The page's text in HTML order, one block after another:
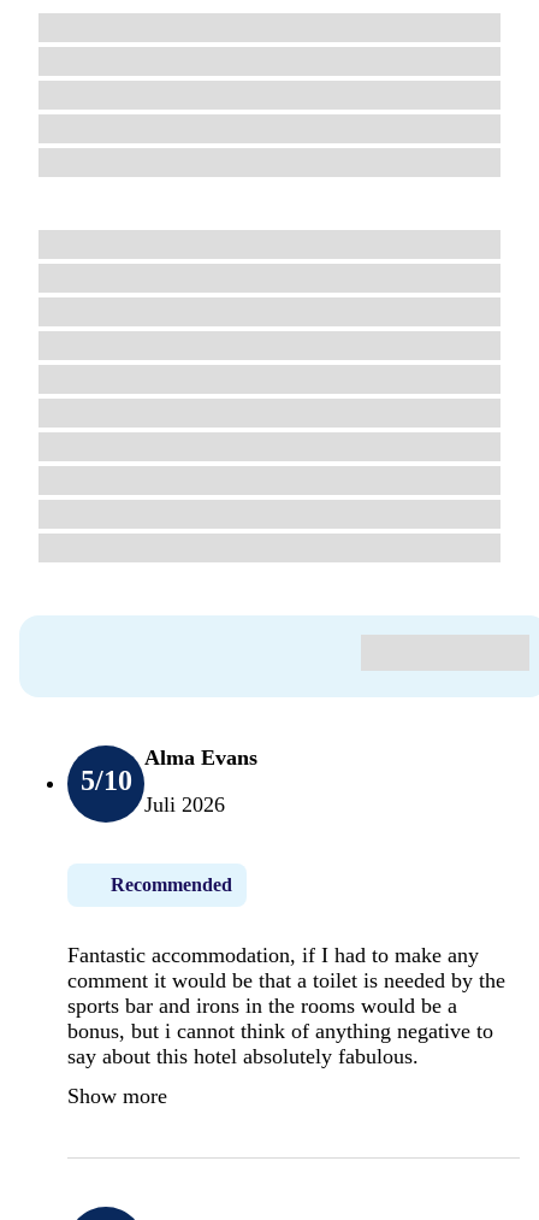
5/10
Alma Evans
Juli 2026
Recommended
Fantastic accommodation, if I had to make any
comment it would be that a toilet is needed by the
sports bar and irons in the rooms would be a
bonus, but i cannot think of anything negative to
say about this hotel absolutely fabulous.
Show more